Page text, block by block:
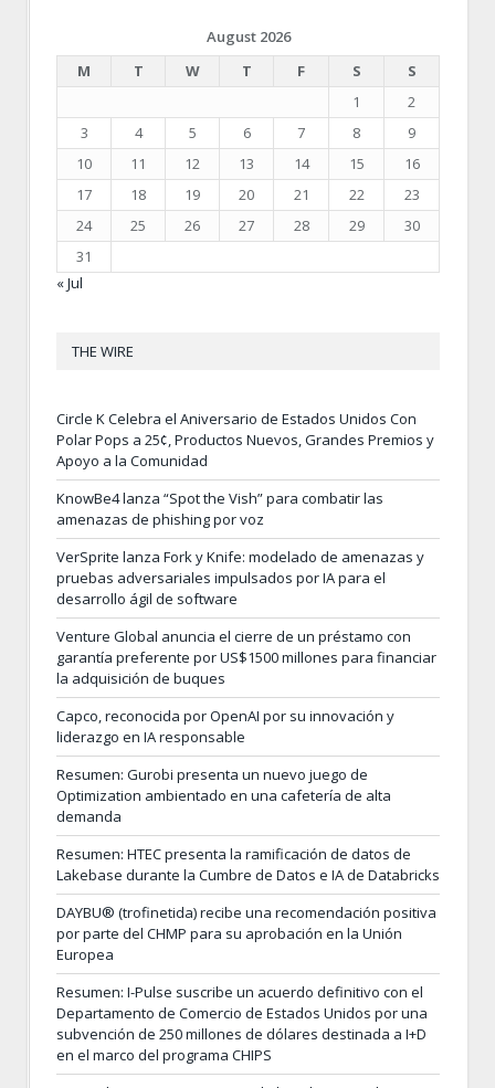
August 2026
M
T W T F S
S
1
2
3
4 5 6 7 8
9
10
11 12 13 14 15
16
17
18 19 20 21 22
23
24
25 26 27 28 29
30
31
« Jul
THE WIRE
Circle K Celebra el Aniversario de Estados Unidos Con
Polar Pops a 25¢, Productos Nuevos, Grandes Premios y
Apoyo a la Comunidad
KnowBe4 lanza “Spot the Vish” para combatir las
amenazas de phishing por voz
VerSprite lanza Fork y Knife: modelado de amenazas y
pruebas adversariales impulsados por IA para el
desarrollo ágil de software
Venture Global anuncia el cierre de un préstamo con
garantía preferente por US$1500 millones para financiar
la adquisición de buques
Capco, reconocida por OpenAI por su innovación y
liderazgo en IA responsable
Resumen: Gurobi presenta un nuevo juego de
Optimization ambientado en una cafetería de alta
demanda
Resumen: HTEC presenta la ramificación de datos de
Lakebase durante la Cumbre de Datos e IA de Databricks
DAYBU® (trofinetida) recibe una recomendación positiva
por parte del CHMP para su aprobación en la Unión
Europea
Resumen: I-Pulse suscribe un acuerdo definitivo con el
Departamento de Comercio de Estados Unidos por una
subvención de 250 millones de dólares destinada a I+D
en el marco del programa CHIPS